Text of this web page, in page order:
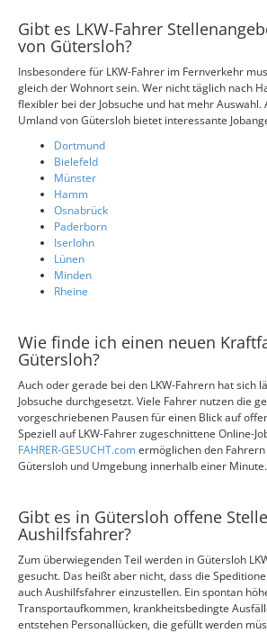
Gibt es LKW-Fahrer
von Gütersloh?
Insbesondere für LKW-Fahrer im Fernverkehr
gleich der Wohnort sein. Wer nicht täglich nach
flexibler bei der Jobsuche und hat mehr Auswahl.
Umland von Gütersloh bietet interessante
Dortmund
Bielefeld
Münster
Hamm
Osnabrück
Paderborn
Iserlohn
Lünen
Minden
Rheine
Wie finde ich einen neuen
Gütersloh?
Auch oder gerade bei den LKW-Fahrern hat sich
Jobsuche durchgesetzt. Viele Fahrer nutzen die
vorgeschriebenen Pausen für einen Blick auf
Speziell auf LKW-Fahrer zugeschnittene Online-
FAHRER-GESUCHT.comermöglichen den
Gütersloh und Umgebung innerhalb einer Minute.
Gibt es in Gütersloh offene
Aushilfsfahrer?
Zum überwiegenden Teil werden in Gütersloh
gesucht. Das heißt aber nicht, dass die
auch Aushilfsfahrer einzustellen. Ein spontan
Transportaufkommen, krankheitsbedingte
entstehen Personallücken, die gefüllt werden